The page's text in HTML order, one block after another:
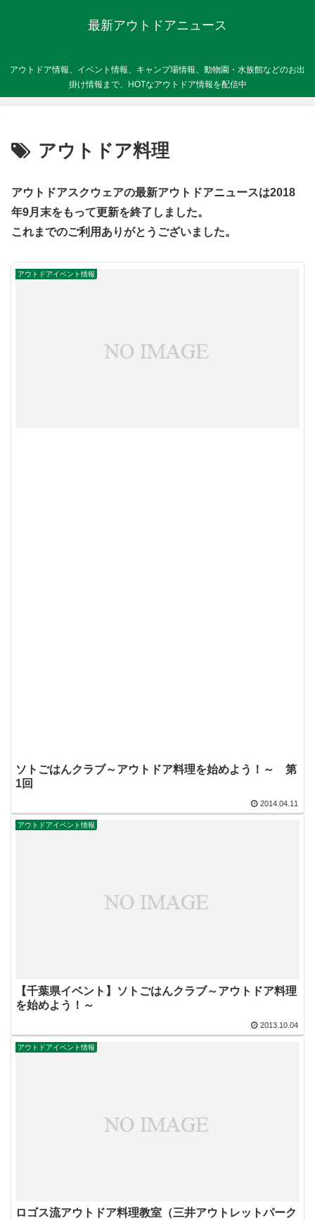
最新アウトドアニュース
アウトドア情報、イベント情報、キャンプ場情報、動物園・水族館などのお出
掛け情報まで、HOTなアウトドア情報を配信中
アウトドア料理
アウトドアスクウェアの最新アウトドアニュースは2018
年9月末をもって更新を終了しました。
これまでのご利用ありがとうございました。
アウトドアイベント情報
ソトごはんクラブ～アウトドア料理を始めよう！～ 第
1回
2014.04.11
アウトドアイベント情報
【千葉県イベント】ソトごはんクラブ～アウトドア料理
を始めよう！～
2013.10.04
アウトドアイベント情報
ロゴス流アウトドア料理教室（三井アウトレットパーク